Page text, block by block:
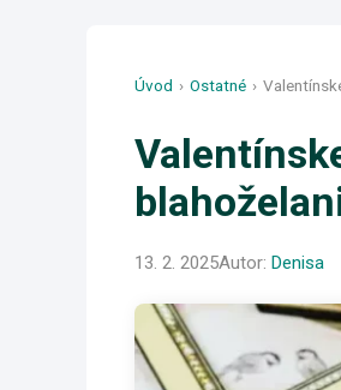
Úvod › Ostatné ›
13. 2. 2025Autor: Denisa